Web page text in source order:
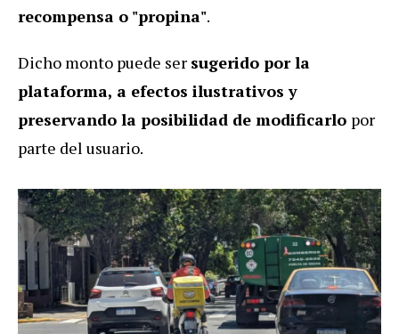
recompensa o "propina".
Dicho monto puede ser sugerido por la
plataforma, a efectos ilustrativos y
preservando la posibilidad de modificarlo por
parte del usuario.